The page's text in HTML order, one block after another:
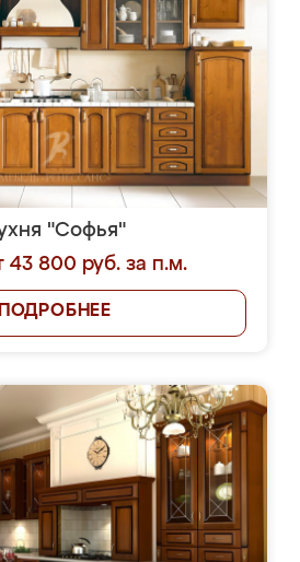
"Софья"
43 800 руб. за п.м.
ПОДРОБНЕЕ